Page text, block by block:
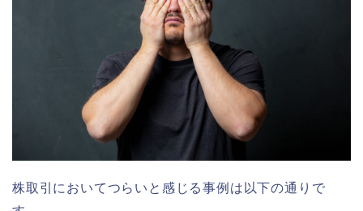
株取引においてつらいと感じる事例は以下の通りで